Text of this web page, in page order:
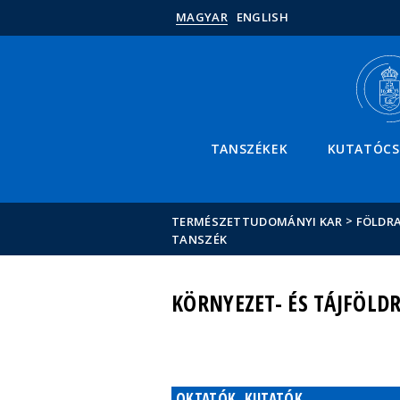
MAGYAR ENGLISH
TANSZÉKEK
TERMÉSZETTUDOMÁNYI KAR >
TANSZÉK
KÖRNYEZET- ÉS